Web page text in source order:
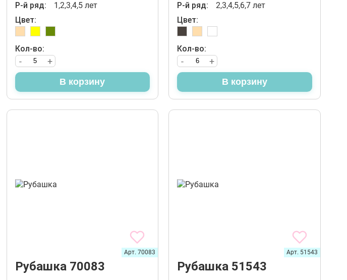
Р-й ряд:
1,2,3,4,5 лет
Цвет:
Кол-во:
+
-
В корзину
Р-й ряд:
2,3,4,5,6,7 лет
Цвет:
Кол-во:
+
-
В корзину
Рубашка 70083
Арт. 70083
Рубашка 51543
Арт. 51543